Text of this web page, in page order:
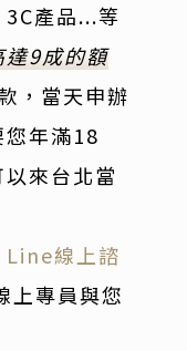
產品...等
達9成的額
，當天申辦
年滿18
來台北當
Line線上諮
上專員與您